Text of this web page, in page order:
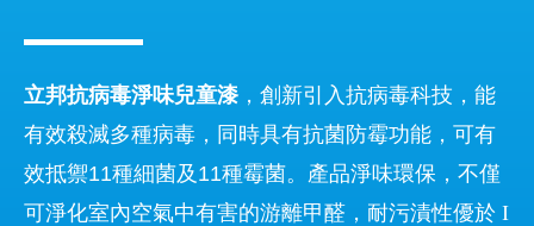
立邦抗病毒淨味兒童漆，創新引入抗病毒科技，能
有效殺滅多種病毒，同時具有抗菌防霉功能，可有
效抵禦11種細菌及11種霉菌。產品淨味環保，不僅
可淨化室內空氣中有害的游離甲醛，耐污漬性優於 I